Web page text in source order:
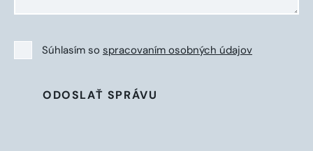
Súhlasím so spracovaním osobných údajov
ODOSLAŤ SPRÁVU